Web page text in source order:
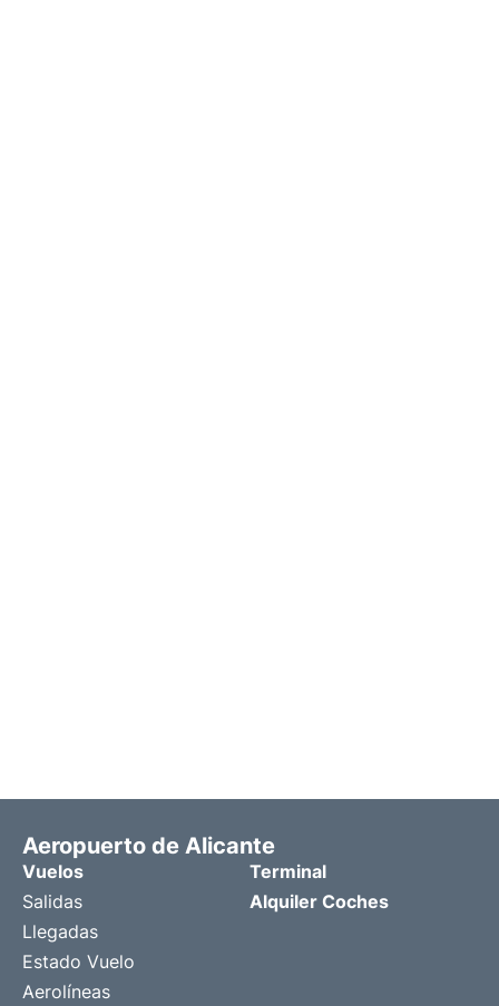
Aeropuerto de Alicante
Vuelos
Salidas
Llegadas
Estado Vuelo
Aerolíneas
Terminal
Alquiler Coches